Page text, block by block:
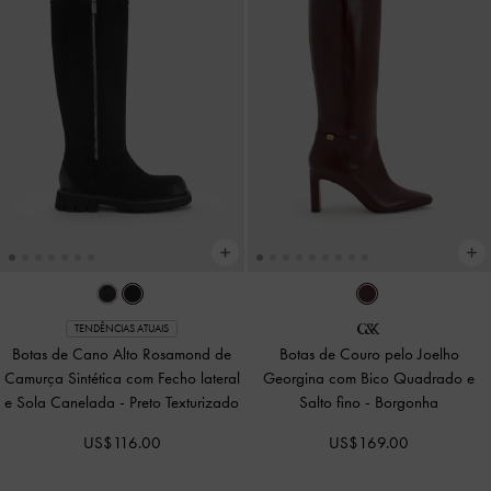
TENDÊNCIAS ATUAIS
Botas de Cano Alto Rosamond de
Camurça Sintética com Fecho lateral
e Sola Canelada - Preto Texturizado
US$116.00
Botas de Couro pelo Joelho
Georgina com Bico Quadrado e
Salto fino - Borgonha
US$169.00